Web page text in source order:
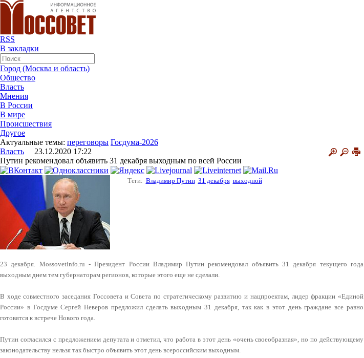
RSS
В закладки
Город (Москва и область)
Общество
Власть
Мнения
В России
В мире
Происшествия
Другое
Актуальные темы: переговоры Госдума-2026
Власть 23.12.2020 17:22
Путин рекомендовал объявить 31 декабря выходным по всей России
Теги: Владимир Путин 31 декабря выходной
23 декабря. Mossovetinfo.ru - Президент России Владимир Путин рекомендовал объявить 31 декабря текущего года
выходным днем тем губернаторам регионов, которые этого еще не сделали.
В ходе совместного заседания Госсовета и Совета по стратегическому развитию и нацпроектам, лидер фракции «Единой
России» в Госдуме Сергей Неверов предложил сделать выходным 31 декабря, так как в этот день граждане все равно
готовятся к встрече Нового года.
Путин согласился с предложением депутата и отметил, что работа в этот день «очень своеобразная», но по действующему
законодательству нельзя так быстро объявить этот день всероссийским выходным.